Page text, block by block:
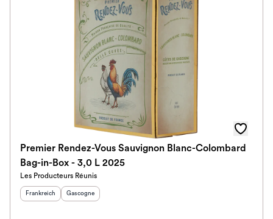
Premier Rendez-Vous Sauvignon Blanc-Colombard
Bag-in-Box - 3,0 L 2025
Les Producteurs Réunis
Herkunftsland
Frankreich Herkunftsregion
Gascogne